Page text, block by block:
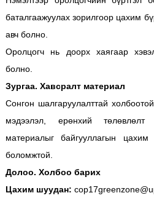
баталгаажуулах зорилгоор цахим
авч болно.
Оролцогч нь доорх хаягаар
болно.
Зургаа. Хавсралт материал
Сонгон шалгаруулалттай
мэдээлэл, ерөнхий
материалыг байгууллагын
боломжтой.
Долоо. Холбоо барих
Цахим шуудан: